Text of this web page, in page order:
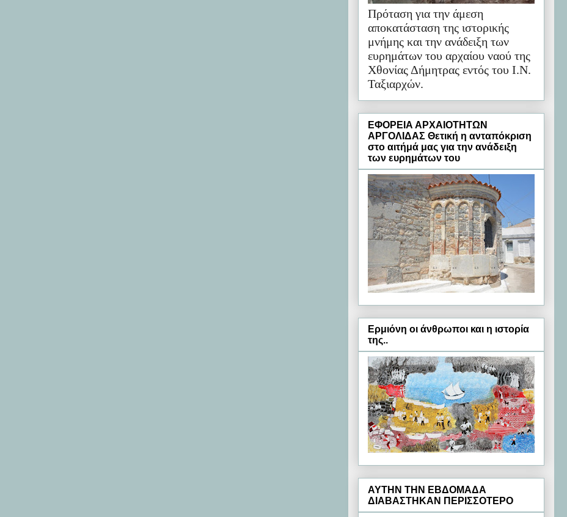
Πρόταση για την άμεση
αποκατάσταση της ιστορικής
μνήμης και την ανάδειξη των
ευρημάτων του αρχαίου ναού της
Χθονίας Δήμητρας εντός του Ι.Ν.
Ταξιαρχών.
ΕΦΟΡΕΙΑ ΑΡΧΑΙΟΤΗΤΩΝ
ΑΡΓΟΛΙΔΑΣ Θετική η ανταπόκριση
στο αιτήμά μας για την ανάδειξη
των ευρημάτων του
Ερμιόνη oι άνθρωποι και η ιστορία
της..
ΑΥΤΗΝ ΤΗΝ ΕΒΔΟΜΑΔΑ
ΔΙΑΒΑΣΤΗΚΑΝ ΠΕΡΙΣΣΟΤΕΡΟ